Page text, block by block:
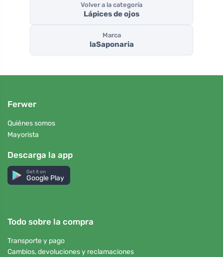
Volver a la categoría
Lápices de ojos
Marca
laSaponaria
Ferwer
Quiénes somos
Mayorista
Descarga la app
Get it on
Google Play
Todo sobre la compra
Transporte y pago
Cambios, devoluciones y reclamaciones